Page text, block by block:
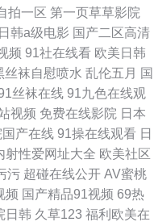
拍一区 第一页草草影院
日韩a级电影 国产二区高清
频 91社在线看 欧美日韩
丝袜自慰喷水 乱伦五月 国
丝袜在线 91九色在线观
视频 免费在线影院 日本
产在线 91操在线观看 日
射性爱网址大全 欧美社区
污 超碰在线公开 AV蜜桃
频 国产精品91视频 69热
日韩 久草123 福利欧美在